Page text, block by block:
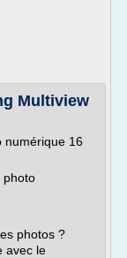
Multiview
numérique 16
photo
photos ?
avec le